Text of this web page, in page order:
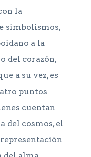
la
simbolismos,
a la
del corazón,
a su vez, es
puntos
cuentan
del cosmos, el